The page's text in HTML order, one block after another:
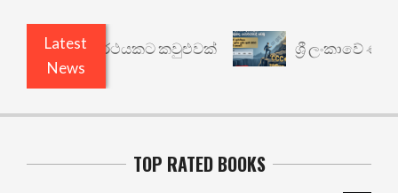
Latest
News
වෙනත් යථාර්ථයකට කවුළුවක් ශ්‍රී ලංකාවේ
TOP RATED BOOKS